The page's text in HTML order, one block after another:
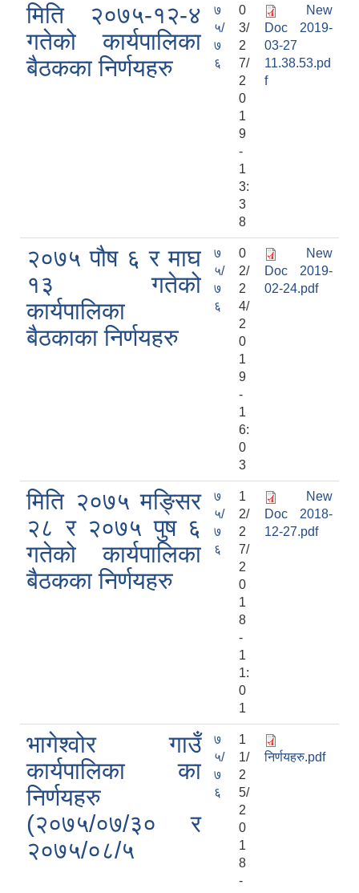
मिति २०७५-१२-४
गतेको कार्यपालिका
बैठकका निर्णयहरु
७
५/
७
६
0
3/
2
7/
2
0
1
9
-
1
3:
3
8
New
Doc 2019-
03-27
11.38.53.pd
f
२०७५ पौष ६ र माघ
१३ गतेको
कार्यपालिका
बैठकाका निर्णयहरु
७
५/
७
६
0
2/
2
4/
2
0
1
9
-
1
6:
0
3
New
Doc 2019-
02-24.pdf
मिति २०७५ मङ्सिर
२८ र २०७५ पुष ६
गतेको कार्यपालिका
बैठकका निर्णयहरु
७
५/
७
६
1
2/
2
7/
2
0
1
8
-
1
1:
0
1
New
Doc 2018-
12-27.pdf
भागेश्वोर गाउँ
कार्यपालिका का
निर्णयहरु
(२०७५/०७/३० र
२०७५/०८/५
७
५/
७
६
1
1/
2
5/
2
0
1
8
-
निर्णयहरु.pdf